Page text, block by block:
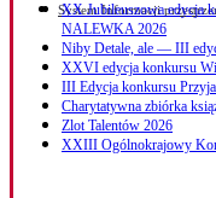
System Informacji
XX Jubileuszowa edycja
NALEWKA 2026
Niby Detale, ale — III
XXVI edycja konkursu
III Edycja konkursu
Charytatywna zbiórka
Zlot Talentów 2026
XXIII Ogólnokrajowy